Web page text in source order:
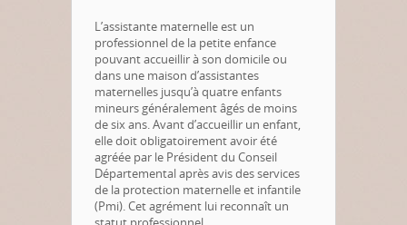
L’assistante maternelle est un
professionnel de la petite enfance
pouvant accueillir à son domicile ou
dans une maison d’assistantes
maternelles jusqu’à quatre enfants
mineurs généralement âgés de moins
de six ans. Avant d’accueillir un enfant,
elle doit obligatoirement avoir été
agréée par le Président du Conseil
Départemental après avis des services
de la protection maternelle et infantile
(Pmi). Cet agrément lui reconnaît un